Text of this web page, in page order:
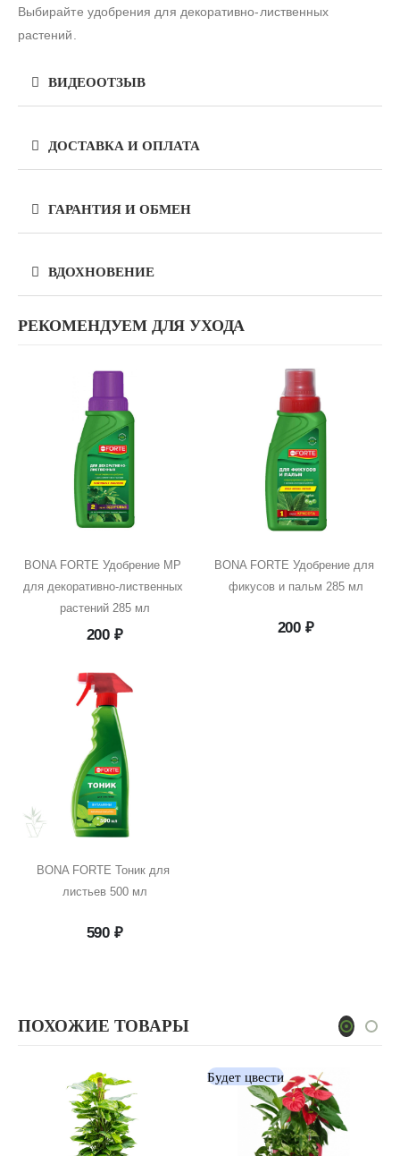
Выбирайте удобрения для декоративно-лиственных
растений.
ВИДЕООТЗЫВ
ДОСТАВКА И ОПЛАТА
ГАРАНТИЯ И ОБМЕН
ВДОХНОВЕНИЕ
РЕКОМЕНДУЕМ ДЛЯ УХОДА
BONA FORTE Удобрение MP
для декоративно-лиственных
растений 285 мл
200 ₽
BONA FORTE Удобрение для
фикусов и пальм 285 мл
200 ₽
BONA FORTE Тоник для
листьев 500 мл
590 ₽
ПОХОЖИЕ ТОВАРЫ
Будет цвести